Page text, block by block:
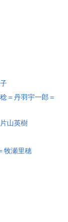
＝丹羽宇一郎＝
山英樹
牧瀬里穂